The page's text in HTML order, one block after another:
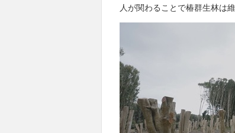
人が関わることで椿群生林は維